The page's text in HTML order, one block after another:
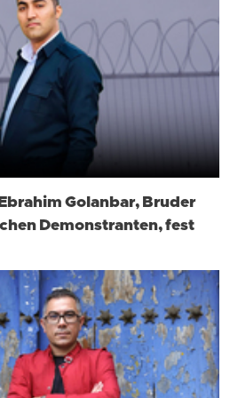
Golanbar, Bruder
Demonstranten, fest